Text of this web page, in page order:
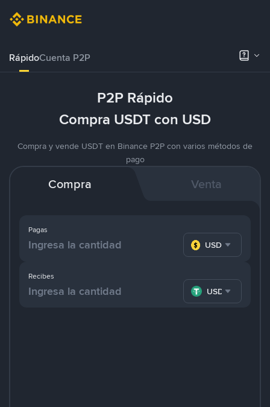
RápidoCuenta P2P
P2P Rápido
Compra USDT con USD
Compra y vende USDT en Binance P2P con varios métodos de
pago
Compra Venta
Pagas
USD
Recibes
USDT